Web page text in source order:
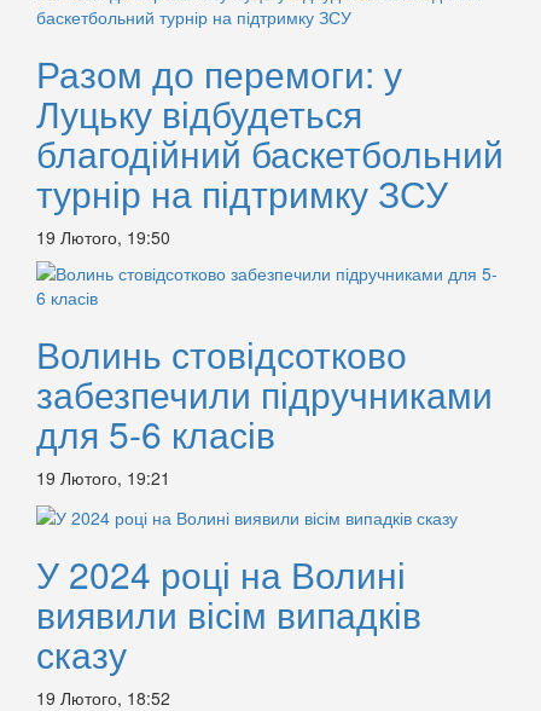
Разом до перемоги: у
Луцьку відбудеться
благодійний баскетбольний
турнір на підтримку ЗСУ
19 Лютого, 19:50
Волинь стовідсотково
забезпечили підручниками
для 5-6 класів
19 Лютого, 19:21
У 2024 році на Волині
виявили вісім випадків
сказу
19 Лютого, 18:52